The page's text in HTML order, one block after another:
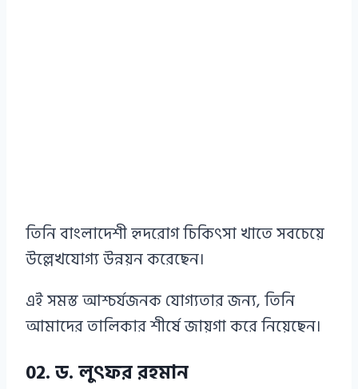
তিনি বাংলাদেশী হৃদরোগ চিকিৎসা খাতে সবচেয়ে
উল্লেখযোগ্য উন্নয়ন করেছেন।
এই সমস্ত আশ্চর্যজনক যোগ্যতার জন্য, তিনি
আমাদের তালিকার শীর্ষে জায়গা করে নিয়েছেন।
02. ড. লুৎফর রহমান